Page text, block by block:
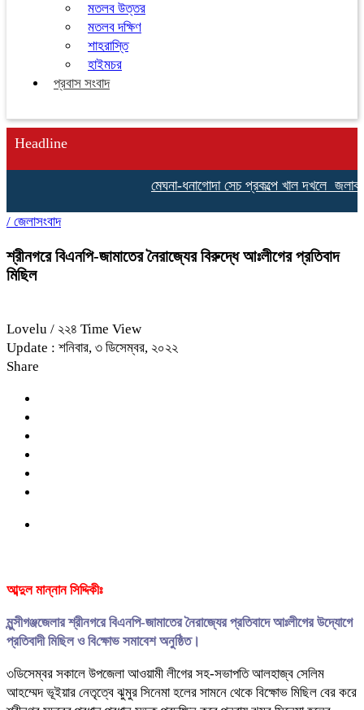
মতলব উত্তর
মতলব দক্ষিণ
শাহরাস্তি
হাইমচর
প্রবাস সংবাদ
Headline
মেঘনা-ধনাগোদা সেচ প্রকল্পে খাল দখলে
/ জেলাসংবাদ
শ্রীনগরে বিএনপি-জামাতের নৈরাজ্যের বিরুদ্ধে আঃলীগের প্রতিবাদ
মিছিল
Lovelu / ২২৪ Time View
Update : শনিবার, ৩ ডিসেম্বর, ২০২২
Share
আব্দুল মান্নান সিদ্দিকীঃ
মুন্সীগঞ্জজেলার শ্রীনগরে বিএনপি-জামাতের নৈরাজ্যের প্রতিবাদে আঃলীগের উদ্যোগে
প্রতিবাদী মিছিল ও বি‌ক্ষোভ সমাবেশ অনুষ্ঠিত।
৩ডিসেম্বর সকালে উপজেলা আওয়ামী লীগের সহ-সভাপতি আলহাজ্ব সেলিম
আহম্মেদ ভূইয়ার নেতৃত্বে ঝুমুর সিনেমা হলের সামনে থেকে বিক্ষোভ মিছিল বের করে